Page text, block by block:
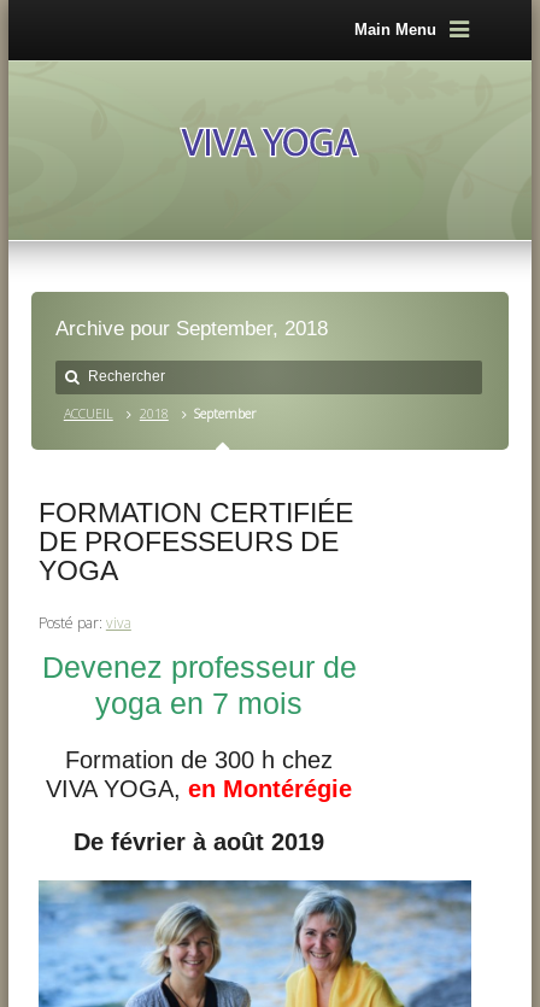
Main Menu
Archive pour September, 2018
ACCUEIL 2018 September
FORMATION CERTIFIÉE
DE PROFESSEURS DE
YOGA
Posté par: viva
Devenez professeur de
yoga en 7 mois
Formation de 300 h chez
VIVA YOGA,en Montérégie
De février à août 2019